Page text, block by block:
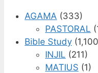
AGAMA (333)
PASTORAL
Bible Study
INJIL (211)
MATIUS (1)